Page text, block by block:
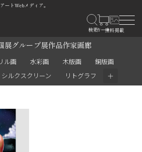
ートWebメディア。
展グループ展作品作家画廊
ル画 水彩画 木版画
銅版画
シルクスクリーン リトグラフ ＋